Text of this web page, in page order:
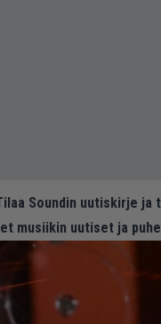
Soundin uutiskirje ja
musiikin uutiset ja